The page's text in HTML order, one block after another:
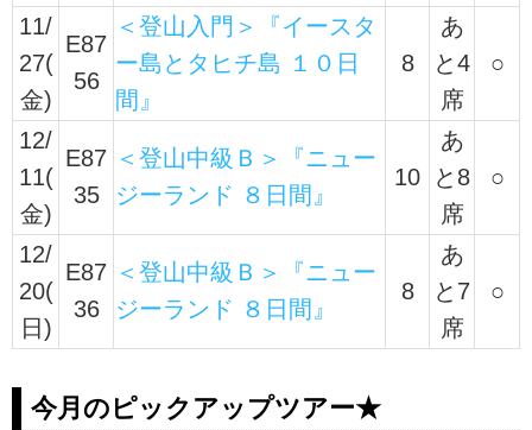
11/
27(
金)
E87
56
＜登山入門＞『イースタ
ー島とタヒチ島 １０日
間』
8
あ
と4
席
○
12/
11(
金)
E87
35
＜登山中級Ｂ＞『ニュー
ジーランド ８日間』
10
あ
と8
席
○
12/
20(
日)
E87
36
＜登山中級Ｂ＞『ニュー
ジーランド ８日間』
8
あ
と7
席
○
今月のピックアップツアー★